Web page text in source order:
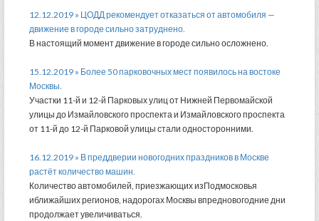
12.12.2019 » ЦОДД рекомендует отказаться от автомобиля —
движение в городе сильно затруднено.
В настоящий момент движение в городе сильно осложнено.
15.12.2019 » Более 50 парковочных мест появилось на востоке
Москвы.
Участки 11-й и 12-й Парковых улиц от Нижней Первомайской
улицы до Измайловского проспекта и Измайловского проспекта
от 11-й до 12-й Парковой улицы стали односторонними.
16.12.2019 » В преддверии новогодних праздников в Москве
растёт количество машин.
Количество автомобилей, приезжающих изПодмосковья
иближайших регионов, надорогах Москвы впредновогодние дни
продолжает увеличиваться.